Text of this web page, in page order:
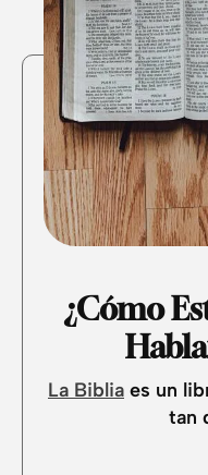
¿Cómo
La Biblia es un
tan